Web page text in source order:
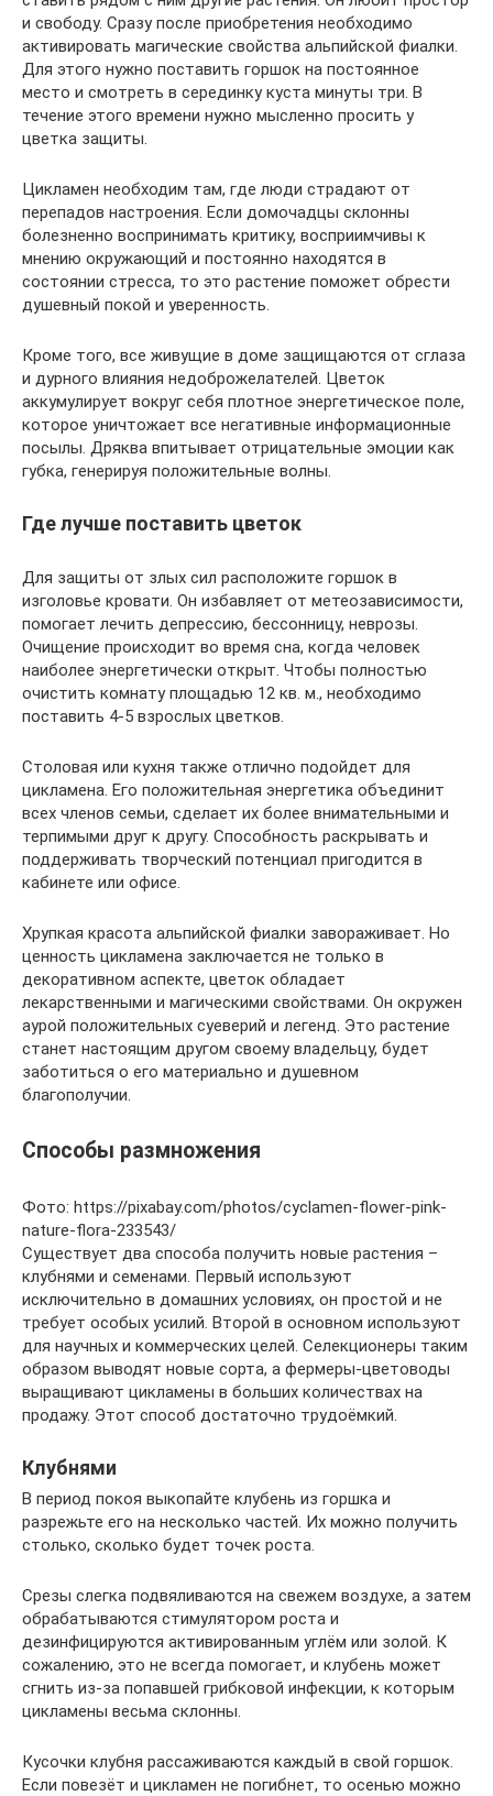
и свободу. Сразу после приобретения необходимо
активировать магические свойства альпийской фиалки.
Для этого нужно поставить горшок на постоянное
место и смотреть в серединку куста минуты три. В
течение этого времени нужно мысленно просить у
цветка защиты.
Цикламен необходим там, где люди страдают от
перепадов настроения. Если домочадцы склонны
болезненно воспринимать критику, восприимчивы к
мнению окружающий и постоянно находятся в
состоянии стресса, то это растение поможет обрести
душевный покой и уверенность.
Кроме того, все живущие в доме защищаются от сглаза
и дурного влияния недоброжелателей. Цветок
аккумулирует вокруг себя плотное энергетическое поле,
которое уничтожает все негативные информационные
посылы. Дряква впитывает отрицательные эмоции как
губка, генерируя положительные волны.
Где лучше поставить цветок
Для защиты от злых сил расположите горшок в
изголовье кровати. Он избавляет от метеозависимости,
помогает лечить депрессию, бессонницу, неврозы.
Очищение происходит во время сна, когда человек
наиболее энергетически открыт. Чтобы полностью
очистить комнату площадью 12 кв. м., необходимо
поставить 4-5 взрослых цветков.
Столовая или кухня также отлично подойдет для
цикламена. Его положительная энергетика объединит
всех членов семьи, сделает их более внимательными и
терпимыми друг к другу. Способность раскрывать и
поддерживать творческий потенциал пригодится в
кабинете или офисе.
Хрупкая красота альпийской фиалки завораживает. Но
ценность цикламена заключается не только в
декоративном аспекте, цветок обладает
лекарственными и магическими свойствами. Он окружен
аурой положительных суеверий и легенд. Это растение
станет настоящим другом своему владельцу, будет
заботиться о его материально и душевном
благополучии.
Способы размножения
Фото: https://pixabay.com/photos/cyclamen-flower-pink-
nature-flora-233543/
Существует два способа получить новые растения –
клубнями и семенами. Первый используют
исключительно в домашних условиях, он простой и не
требует особых усилий. Второй в основном используют
для научных и коммерческих целей. Селекционеры таким
образом выводят новые сорта, а фермеры-цветоводы
выращивают цикламены в больших количествах на
продажу. Этот способ достаточно трудоёмкий.
Клубнями
В период покоя выкопайте клубень из горшка и
разрежьте его на несколько частей. Их можно получить
столько, сколько будет точек роста.
Срезы слегка подвяливаются на свежем воздухе, а затем
обрабатываются стимулятором роста и
дезинфицируются активированным углём или золой. К
сожалению, это не всегда помогает, и клубень может
сгнить из-за попавшей грибковой инфекции, к которым
цикламены весьма склонны.
Кусочки клубня рассаживаются каждый в свой горшок.
Если повезёт и цикламен не погибнет, то осенью можно